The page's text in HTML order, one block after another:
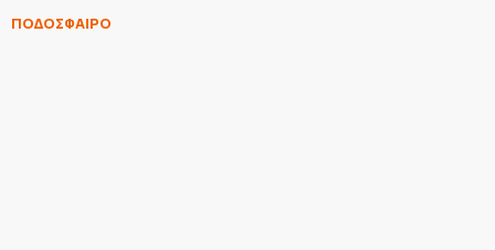
ΠΟΔΟΣΦΑΙΡΟ